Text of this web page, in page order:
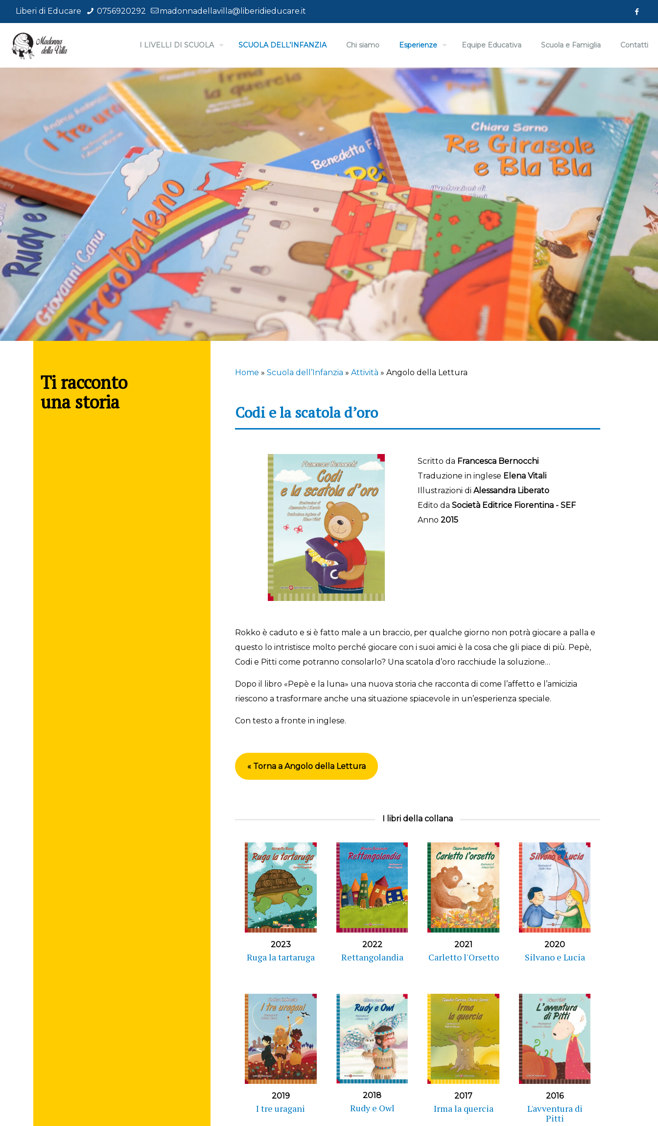
Liberi di Educare 0756920292 madonnadellavilla@liberidieducare.it
I LIVELLI DI SCUOLA SCUOLA DELL’INFANZIA Chi siamo Esperienze Equipe Educativa Scuola e Famiglia Contatti
Ti racconto
una storia
Home » Scuola dell’Infanzia » Attività » Angolo della Lettura
Codi e la scatola d’oro
Scritto da Francesca Bernocchi
Traduzione in inglese Elena Vitali
Illustrazioni di Alessandra Liberato
Edito da Società Editrice Fiorentina - SEF
Anno 2015
Rokko è caduto e si è fatto male a un braccio, per qualche giorno non potrà giocare a palla e
questo lo intristisce molto perché giocare con i suoi amici è la cosa che gli piace di più. Pepè,
Codi e Pitti come potranno consolarlo? Una scatola d’oro racchiude la soluzione…
Dopo il libro «Pepè e la luna» una nuova storia che racconta di come l’affetto e l’amicizia
riescono a trasformare anche una situazione spiacevole in un’esperienza speciale.
Con testo a fronte in inglese.
« Torna a Angolo della Lettura
I libri della collana
2023
Ruga la tartaruga
2022
Rettangolandia
2021
Carletto l'Orsetto
2020
Silvano e Lucia
2019
I tre uragani
2018
Rudy e Owl
2017
Irma la quercia
2016
L'avventura di
Pitti